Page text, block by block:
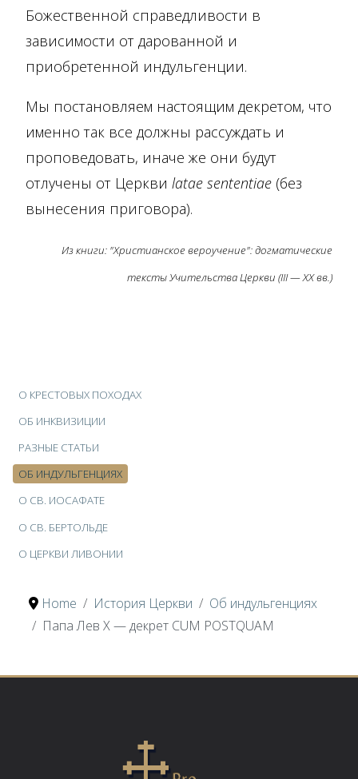
О КРЕСТОВЫХ ПОХОДАХ
ОБ ИНКВИЗИЦИИ
РАЗНЫЕ СТАТЬИ
ОБ ИНДУЛЬГЕНЦИЯХ
О CВ. ИОСАФАТЕ
О CВ. БЕРТОЛЬДЕ
О ЦЕРКВИ ЛИВОНИИ
Божественной справедливости в
зависимости от дарованной и
приобретенной индульгенции.
Мы постановляем настоящим декретом, что
именно так все должны рассуждать и
проповедовать, иначе же они будут
отлучены от Церкви latae sententiae (без
вынесения приговора).
Из книги: "Христианское вероучение": догматические
тексты Учительства Церкви (III — ХХ вв.)
Home История Церкви
Об индульгенциях
Папа Лев Х — декрет CUM POSTQUAM